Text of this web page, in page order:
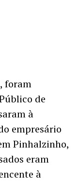
foram
de
à
empresário
Pinhalzinho,
eram
à